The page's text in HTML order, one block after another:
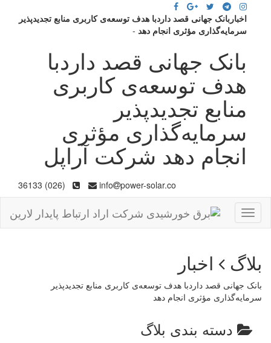
اخباربانک جهانی قصد داردبا هدف توسعه‌ی کاربری منابع تجدیدپذیر
سرمایه‌‌گذاری مؤثری انجام دهد -
بانک جهانی قصد داردبا
هدف توسعه‌ی کاربری
منابع تجدیدپذیر
سرمایه‌‌گذاری مؤثری
انجام دهد شرکت آراپل
info power-solar.co
(026) 36133
Toggle
navigation
بلاگ اخبار
بانک جهانی قصد داردبا هدف توسعه‌ی کاربری منابع تجدیدپذیر
سرمایه‌‌گذاری مؤثری انجام دهد
دسته بندی بلاگ